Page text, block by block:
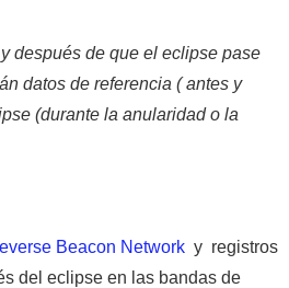
después de que el eclipse pase
datos de referencia (antes y
(durante la anularidad o la
Beacon Network y registros
del eclipse en las bandas de